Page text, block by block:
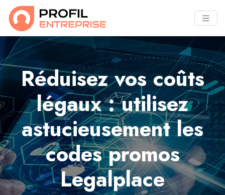
Réduisez vos coûts
légaux : utilisez
astucieusement les
codes promos
Legalplace